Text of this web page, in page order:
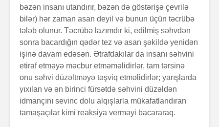
bəzən insanı utandırır, bəzən də göstərişə çevrilə
bilər) hər zaman asan deyil və bunun üçün təcrübə
tələb olunur. Təcrübə lazımdır ki, edilmiş səhvdən
sonra bacardığın qədər tez və asan şəkildə yenidən
işinə davam edəsən. Ətrafdakılar da insanı səhvini
etiraf etməyə məcbur etməməlidirlər, tam tərsinə
onu səhvi düzəltməyə təşviq etməlidirlər; yarışlarda
yıxılan və ən birinci fürsətdə səhvini düzəldən
idmançını sevinc dolu alqışlarla mükafatlandıran
tamaşaçılar kimi reaksiya verməyi bacararaq.